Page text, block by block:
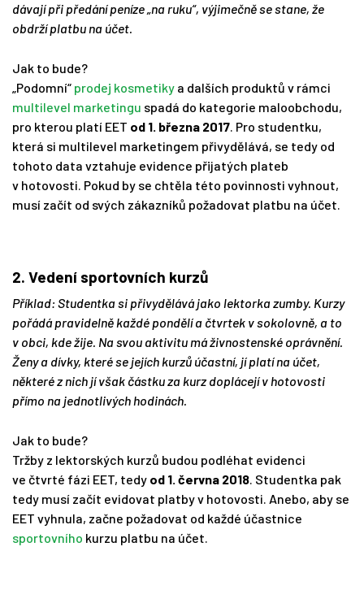
dávají při předání peníze „na ruku“, výjimečně se stane, že
obdrží platbu na účet.
Jak to bude?
„Podomní“ prodej kosmetiky a dalších produktů v rámci
multilevel marketingu spadá do kategorie maloobchodu,
pro kterou platí EET od 1. března 2017. Pro studentku,
která si multilevel marketingem přivydělává, se tedy od
tohoto data vztahuje evidence přijatých plateb
v hotovosti. Pokud by se chtěla této povinnosti vyhnout,
musí začít od svých zákazníků požadovat platbu na účet.
2. Vedení sportovních kurzů
Příklad: Studentka si přivydělává jako lektorka zumby. Kurzy
pořádá pravidelně každé pondělí a čtvrtek v sokolovně, a to
v obci, kde žije. Na svou aktivitu má živnostenské oprávnění.
Ženy a dívky, které se jejích kurzů účastní, jí platí na účet,
některé z nich jí však částku za kurz doplácejí v hotovosti
přímo na jednotlivých hodinách.
Jak to bude?
Tržby z lektorských kurzů budou podléhat evidenci
ve čtvrté fázi EET, tedy od 1. června 2018. Studentka pak
tedy musí začít evidovat platby v hotovosti. Anebo, aby se
EET vyhnula, začne požadovat od každé účastnice
sportovního kurzu platbu na účet.